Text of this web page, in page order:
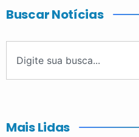
Buscar Notícias
Mais Lidas